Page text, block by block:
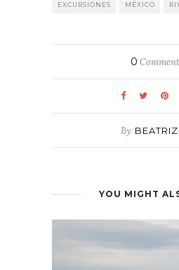
EXCURSIONES MÉXICO
0
By BEATRIZ
YOU MIGHT